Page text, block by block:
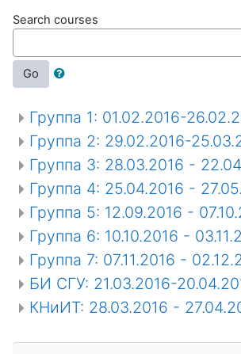
Search courses
Go
Группа 1: 01.02.2016-
Группа 2: 29.02.2016-
Группа 3: 28.03.2016 -
Группа 4: 25.04.2016 -
Группа 5: 12.09.2016 -
Группа 6: 10.10.2016 -
Группа 7: 07.11.2016 -
БИ СГУ: 21.03.2016-
КНиИТ: 28.03.2016 -